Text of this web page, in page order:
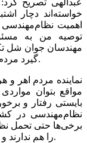
عبدالهی تصریح
خواسته‌اند دچار
اهمیت نظام‌مهندسی
توصیه من به
مهندسان جوان شل
گیرد مردم ناخواسته به نظام‌مهندسی بی‌اعتماد می‌شوند.
نماینده مردم اهر و
مواقع بتوان
بایستی رفتار و
نظام‌مهندسی در
برخی‌ها حتی تحمل
را هم ندارند و گاهاً تفکرات مهندسان را مانعی بزرگ می‌بینند.